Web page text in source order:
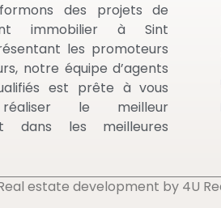
des projets de
immobilier à Sint
les promoteurs
notre équipe d’agents
est prête à vous
le meilleur
dans les meilleures
estate development by 4U